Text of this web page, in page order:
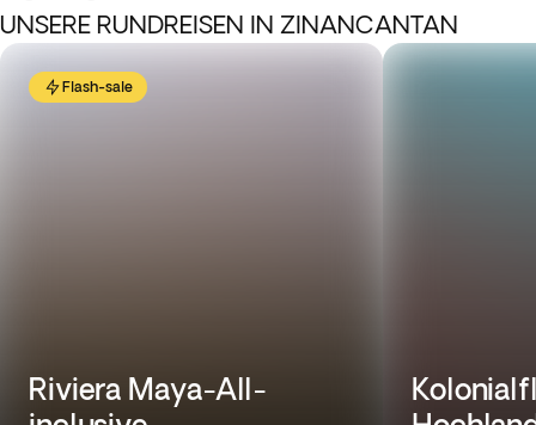
UNSERE RUNDREISEN IN ZINANCANTAN
Flash-sale
Riviera Maya-All-